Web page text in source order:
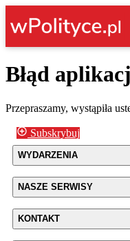
Błąd
Przepraszamy, wystąpiła
Subskrybuj
WYDARZENIA
NASZE SERWISY
KONTAKT